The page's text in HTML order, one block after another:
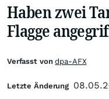
Haben zwei
Flagge
Verfasst vondpa-AFX
Letzte Änderung